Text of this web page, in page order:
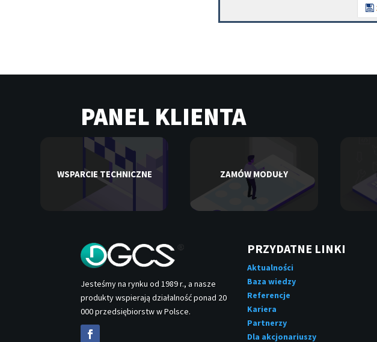
PANEL KLIENTA
WSPARCIE TECHNICZNE ZAMÓW MODUŁY
Jesteśmy na rynku od 1989 r., a nasze
produkty wspierają działalność ponad 20
000 przedsiębiorstw w Polsce.
PRZYDATNE LINKI
Aktualności
Baza wiedzy
Referencje
Kariera
Partnerzy
Dla akcjonariuszy